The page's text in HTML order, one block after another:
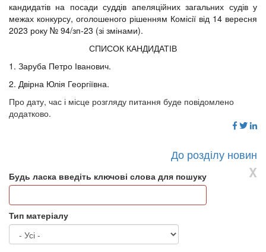
кандидатів на посади суддів апеляційних загальних судів у
межах конкурсу, оголошеного рішенням Комісії від 14 вересня
2023 року № 94/зп-23 (зі змінами).
СПИСОК КАНДИДАТІВ
1. Заруба Петро Іванович.
2. Двірна Юлія Георгіївна.
Про дату, час і місце розгляду питання буде повідомлено
додатково.
До розділу новин
X
Будь ласка введіть ключові слова для пошуку
Тип матеріалу